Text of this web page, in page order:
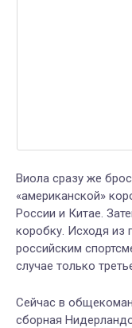
Виола сразу же
«американской»
России и Китае.
коробку. Исходя из
российским
случае только
Сейчас в
сборная